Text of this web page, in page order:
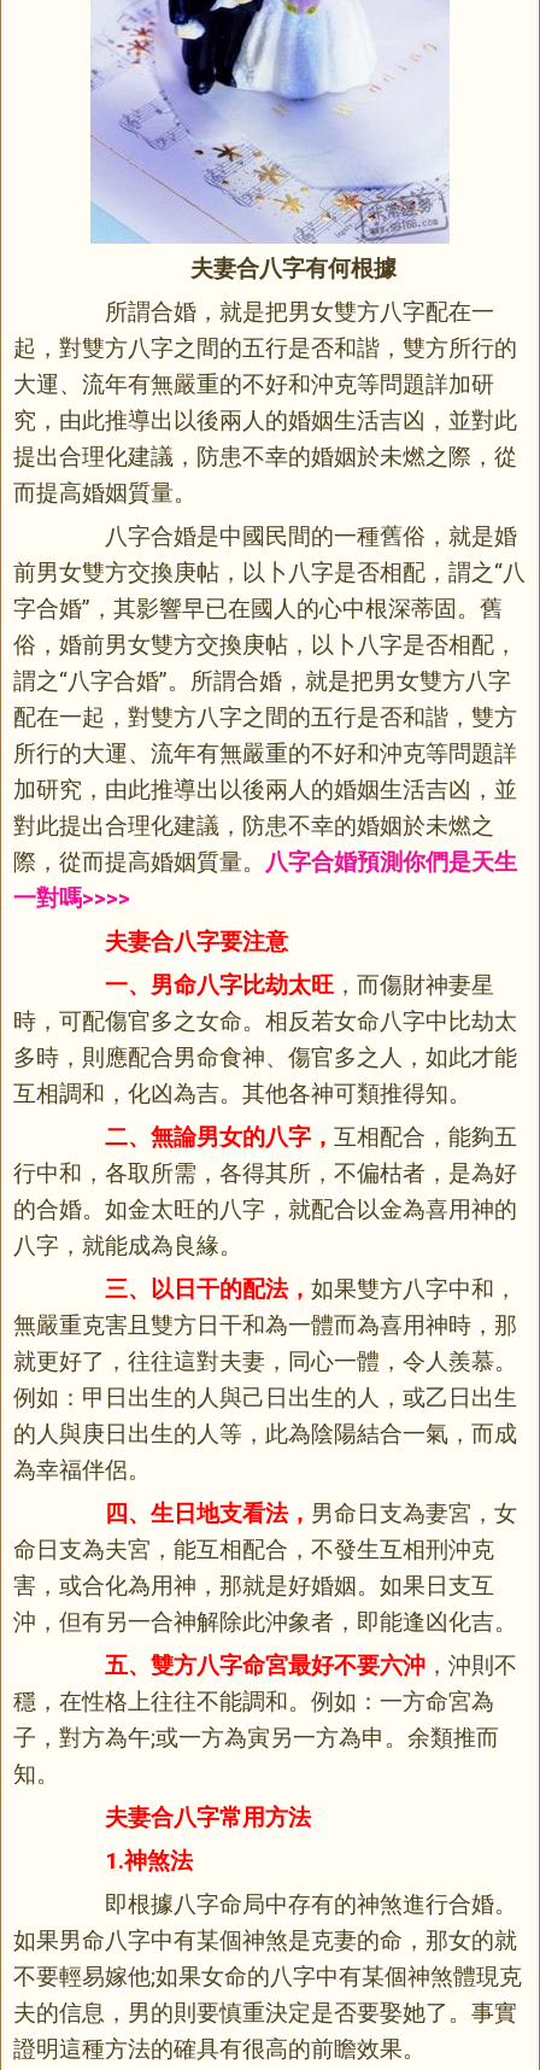
夫妻合八字有何根據
所謂合婚，就是把男女雙方八字配在一
起，對雙方八字之間的五行是否和諧，雙方所行的
大運、流年有無嚴重的不好和沖克等問題詳加研
究，由此推導出以後兩人的婚姻生活吉凶，並對此
提出合理化建議，防患不幸的婚姻於未燃之際，從
而提高婚姻質量。
八字合婚是中國民間的一種舊俗，就是婚
前男女雙方交換庚帖，以卜八字是否相配，謂之“八
字合婚”，其影響早已在國人的心中根深蒂固。舊
俗，婚前男女雙方交換庚帖，以卜八字是否相配，
謂之“八字合婚”。所謂合婚，就是把男女雙方八字
配在一起，對雙方八字之間的五行是否和諧，雙方
所行的大運、流年有無嚴重的不好和沖克等問題詳
加研究，由此推導出以後兩人的婚姻生活吉凶，並
對此提出合理化建議，防患不幸的婚姻於未燃之
際，從而提高婚姻質量。 八字合婚預測你們是天生
一對嗎>>>>
夫妻合八字要注意
一、男命八字比劫太旺 ，而傷財神妻星
時，可配傷官多之女命。相反若女命八字中比劫太
多時，則應配合男命食神、傷官多之人，如此才能
互相調和，化凶為吉。其他各神可類推得知。
二、無論男女的八字， 互相配合，能夠五
行中和，各取所需，各得其所，不偏枯者，是為好
的合婚。如金太旺的八字，就配合以金為喜用神的
八字，就能成為良緣。
三、以日干的配法， 如果雙方八字中和，
無嚴重克害且雙方日干和為一體而為喜用神時，那
就更好了，往往這對夫妻，同心一體，令人羨慕。
例如：甲日出生的人與己日出生的人，或乙日出生
的人與庚日出生的人等，此為陰陽結合一氣，而成
為幸福伴侶。
四、生日地支看法， 男命日支為妻宮，女
命日支為夫宮，能互相配合，不發生互相刑沖克
害，或合化為用神，那就是好婚姻。如果日支互
沖，但有另一合神解除此沖象者，即能逢凶化吉。
五、雙方八字命宮最好不要六沖 ，沖則不
穩，在性格上往往不能調和。例如：一方命宮為
子，對方為午;或一方為寅另一方為申。余類推而
知。
夫妻合八字常用方法
1.神煞法
即根據八字命局中存有的神煞進行合婚。
如果男命八字中有某個神煞是克妻的命，那女的就
不要輕易嫁他;如果女命的八字中有某個神煞體現克
夫的信息，男的則要慎重決定是否要娶她了。事實
證明這種方法的確具有很高的前瞻效果。